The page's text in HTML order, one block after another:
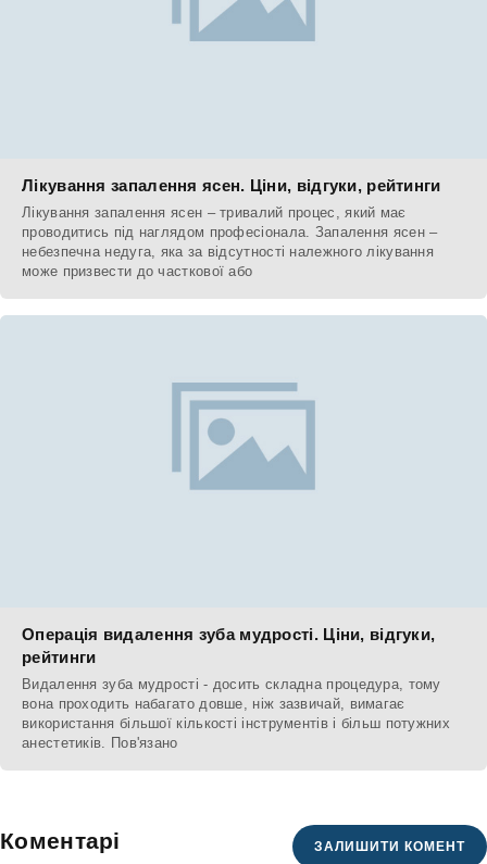
Лікування запалення ясен. Ціни, відгуки, рейтинги
Лікування запалення ясен – тривалий процес, який має
проводитись під наглядом професіонала. Запалення ясен –
небезпечна недуга, яка за відсутності належного лікування
може призвести до часткової або
Операція видалення зуба мудрості. Ціни, відгуки,
рейтинги
Видалення зуба мудрості - досить складна процедура, тому
вона проходить набагато довше, ніж зазвичай, вимагає
використання більшої кількості інструментів і більш потужних
анестетиків. Пов'язано
Коментарі ЗАЛИШИТИ КОМЕНТ